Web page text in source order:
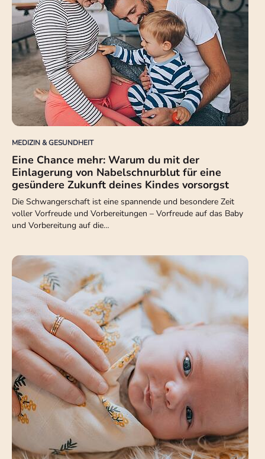
MEDIZIN & GESUNDHEIT
Eine Chance mehr: Warum du mit der
Einlagerung von Nabelschnurblut für eine
gesündere Zukunft deines Kindes vorsorgst
Die Schwangerschaft ist eine spannende und besondere Zeit
voller Vorfreude und Vorbereitungen – Vorfreude auf das Baby
und Vorbereitung auf die…